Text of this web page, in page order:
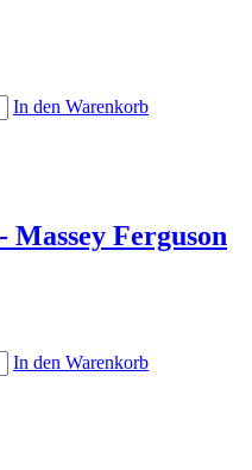
In den Warenkorb
Ferguson
In den Warenkorb